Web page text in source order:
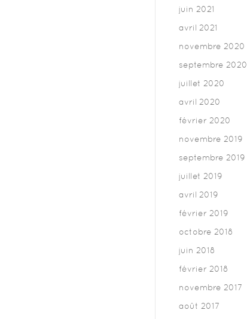
juin 2021
avril 2021
novembre 2020
septembre 2020
juillet 2020
avril 2020
février 2020
novembre 2019
septembre 2019
juillet 2019
avril 2019
février 2019
octobre 2018
juin 2018
février 2018
novembre 2017
août 2017